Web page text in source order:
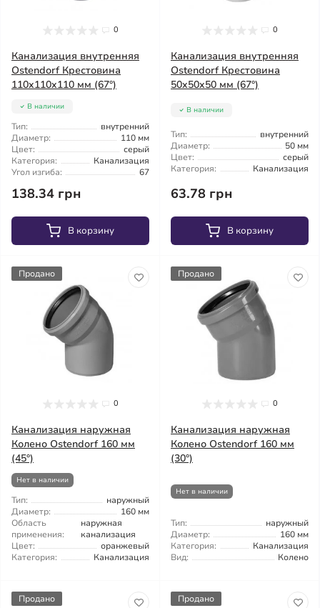
0
Канализация внутренняя
Ostendorf Крестовина
110x110x110 мм (67°)
В наличии
Тип:
внутренний
Диаметр:
110 мм
Цвет:
серый
Категория:
Канализация
Угол изгиба:
67
138.34 грн
В корзину
0
Канализация внутренняя
Ostendorf Крестовина
50x50x50 мм (67°)
В наличии
Тип:
внутренний
Диаметр:
50 мм
Цвет:
серый
Категория:
Канализация
63.78 грн
В корзину
Продано
0
Канализация наружная
Колено Ostendorf 160 мм
(45°)
Нет в наличии
Тип:
наружный
Диаметр:
160 мм
Область
применения:
наружная
канализация
Цвет:
оранжевый
Категория:
Канализация
Продано
0
Канализация наружная
Колено Ostendorf 160 мм
(30°)
Нет в наличии
Тип:
наружный
Диаметр:
160 мм
Категория:
Канализация
Вид:
Колено
Продано Продано